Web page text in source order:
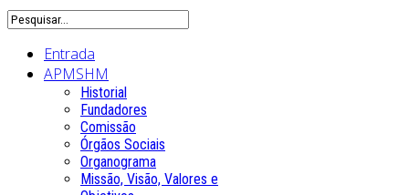
Entrada
APMSHM
Historial
Fundadores
Comissão
Órgãos Sociais
Organograma
Missão, Visão, Valores e